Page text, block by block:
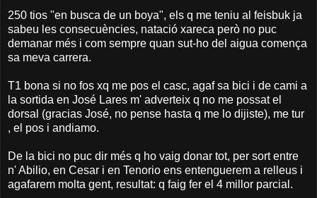
250 tios "en busca de un boya", els q me teniu al feisbuk ja
sabeu les consecuències, natació xareca però no puc
demanar més i com sempre quan sut-ho del aigua comença
sa meva carrera.
T1 bona si no fos xq me pos el casc, agaf sa bici i de cami a
la sortida en José Lares m' adverteix q no me possat el
dorsal (gracias José, no pense hasta q me lo dijiste), me tur
, el pos i andiamo.
De la bici no puc dir més q ho vaig donar tot, per sort entre
n' Abilio, en Cesar i en Tenorio ens entenguerem a relleus i
agafarem molta gent, resultat: q faig fer el 4 millor parcial.